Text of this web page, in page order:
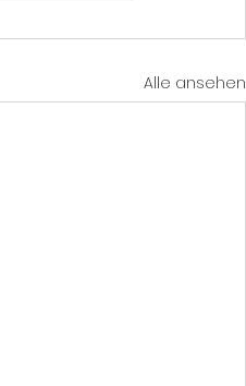
Alle ansehen